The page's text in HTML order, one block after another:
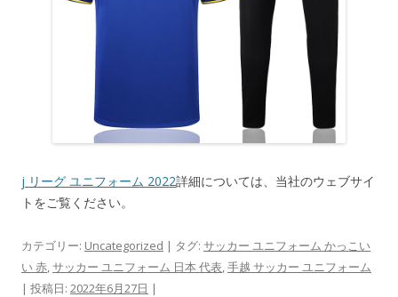
j リーグ ユニフォーム 2022詳細については、当社のウェブサイ
トをご覧ください。
カテゴリー: Uncategorized | タグ: サッカー ユニフォーム かっこい
い 赤,サッカー ユニフォーム 日本 代表,手越 サッカー ユニフォーム
| 投稿日: 2022年6月27日 |